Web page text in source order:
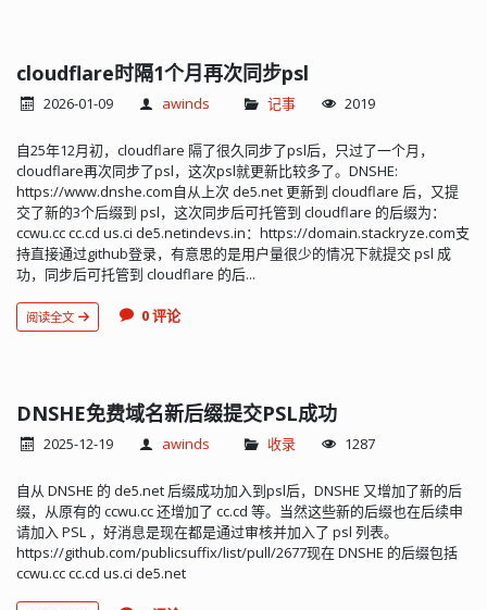
cloudflare时隔1个月再次同步psl
2026-01-09 awinds 记事 2019
自25年12月初，cloudflare 隔了很久同步了psl后，只过了一个月，
cloudflare再次同步了psl，这次psl就更新比较多了。DNSHE:
https://www.dnshe.com自从上次 de5.net 更新到 cloudflare 后，又提
交了新的3个后缀到 psl，这次同步后可托管到 cloudflare 的后缀为：
ccwu.cc cc.cd us.ci de5.netindevs.in：https://domain.stackryze.com支
持直接通过github登录，有意思的是用户量很少的情况下就提交 psl 成
功，同步后可托管到 cloudflare 的后...
阅读全文 0 评论
DNSHE免费域名新后缀提交PSL成功
2025-12-19 awinds 收录 1287
自从 DNSHE 的 de5.net 后缀成功加入到psl后，DNSHE 又增加了新的后
缀，从原有的 ccwu.cc 还增加了 cc.cd 等。当然这些新的后缀也在后续申
请加入 PSL ，好消息是现在都是通过审核并加入了 psl 列表。
https://github.com/publicsuffix/list/pull/2677现在 DNSHE 的后缀包括
ccwu.cc cc.cd us.ci de5.net